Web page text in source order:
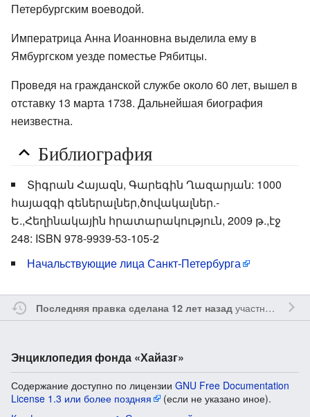
Петербургским воеводой.
Императрица Анна Иоанновна выделила ему в
Ямбургском уезде поместье Рябитцы.
Проведя на гражданской службе около 60 лет, вышел в
отставку 13 марта 1738. Дальнейшая биография
неизвестна.
Библиография
Տիգրան Հայազն, Գարեգին Ղազարյան: 1000
հայազգի գեներալներ,ծովակալներ.-
Ե.,Հեղինակային հրատարակություն, 2009 թ.,էջ
248: ISBN 978-9939-53-105-2
Начальствующие лица Санкт-Петербурга
Последняя правка сделана 12 лет назадучастником
Энциклопедия фонда «Хайазг»
Содержание доступно по лицензии GNU Free Documentation
License 1.3 или более поздняя
(если не указано иное).